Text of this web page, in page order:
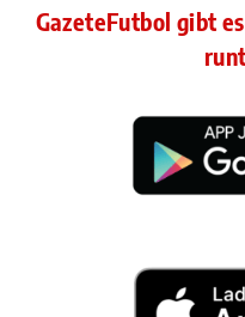
GazeteFutbol gibt